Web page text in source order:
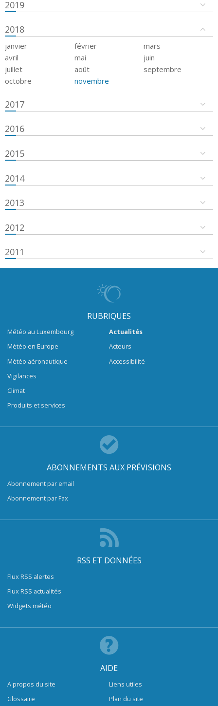
2019
2018
janvier février
mars
avril
mai
juin
juillet
août
septembre
octobre
novembre
2017
2016
2015
2014
2013
2012
2011
RUBRIQUES
Météo au Luxembourg
Météo en Europe
Météo aéronautique
Vigilances
Climat
Produits et services
Actualités
Acteurs
Accessibilité
ABONNEMENTS AUX PRÉVISIONS
Abonnement par email
Abonnement par Fax
RSS ET DONNÉES
Flux RSS alertes
Flux RSS actualités
Widgets météo
AIDE
A propos du site
Glossaire
Liens utiles
Plan du site